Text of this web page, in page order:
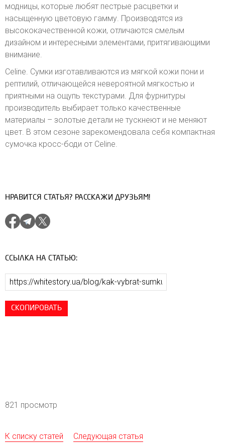
модницы, которые любят пестрые расцветки и
насыщенную цветовую гамму. Производятся из
высококачественной кожи, отличаются смелым
дизайном и интересными элементами, притягивающими
внимание.
Celine. Сумки изготавливаются из мягкой кожи пони и
рептилий, отличающейся невероятной мягкостью и
приятными на ощупь текстурами. Для фурнитуры
производитель выбирает только качественные
материалы – золотые детали не тускнеют и не меняют
цвет. В этом сезоне зарекомендовала себя компактная
сумочка кросс-боди от Celine.
НРАВИТСЯ СТАТЬЯ? РАССКАЖИ ДРУЗЬЯМ!
ССЫЛКА НА СТАТЬЮ:
СКОПИРОВАТЬ
821 просмотр
К списку статей Следующая статья